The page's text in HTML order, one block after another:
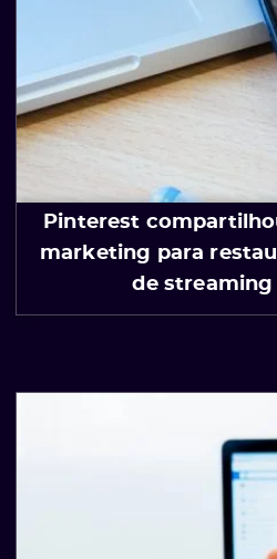
Pinterest
marketing para
de streaming